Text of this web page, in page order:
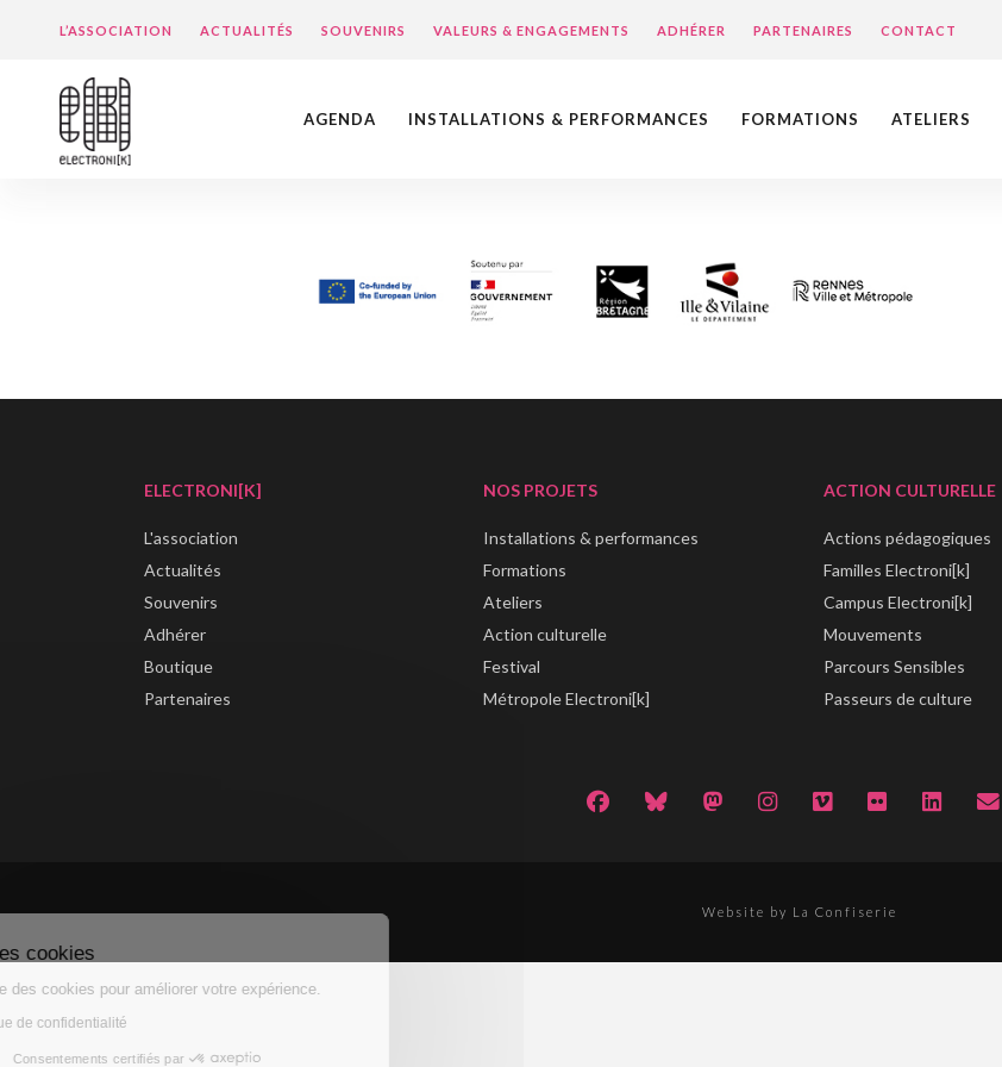
L’ASSOCIATION ACTUALITÉS SOUVENIRS VALEURS & ENGAGEMENTS ADHÉRER PARTENAIRES CONTACT
AGENDA INSTALLATIONS & PERFORMANCES FORMATIONS ATELIERS
ELECTRONI[K]
L'association
Actualités
Souvenirs
Adhérer
Boutique
Partenaires
NOS PROJETS
Installations & performances
Formations
Ateliers
Action culturelle
Festival
Métropole Electroni[k]
ACTION CULTURELLE
Actions pédagogiques
Familles Electroni[k]
Campus Electroni[k]
Mouvements
Parcours Sensibles
Passeurs de culture
Website by La Confiserie
Gestion des cookies
Ce site utilise des cookies pour améliorer votre expérience.
Lire la politique de confidentialité
Consentements certifiés par